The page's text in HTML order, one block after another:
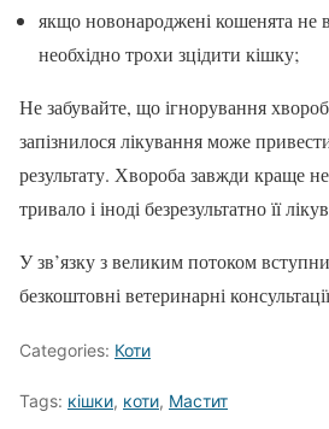
якщо новонароджені кошенята не
необхідно трохи зцідити кішку;
Не забувайте, що ігнорування
запізнилося лікування може
результату. Хвороба завжди краще
тривало і іноді безрезультатно її
У зв’язку з великим потоком
безкоштовні ветеринарні
Categories: Коти
Tags: кішки, коти, Мастит